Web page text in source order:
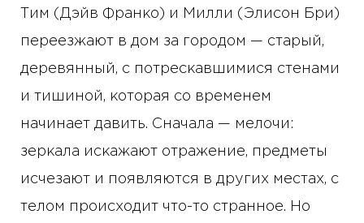
Тим (Дэйв Франко) и Милли (Элисон Бри)
переезжают в дом за городом — старый,
деревянный, с потрескавшимися стенами
и тишиной, которая со временем
начинает давить. Сначала — мелочи:
зеркала искажают отражение, предметы
исчезают и появляются в других местах, с
телом происходит что-то странное. Но